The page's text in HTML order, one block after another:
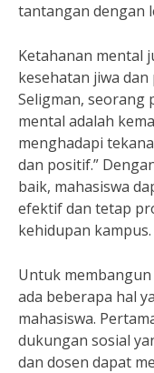
tantangan dengan
Ketahanan mental
kesehatan jiwa
Seligman, seorang
mental adalah
menghadapi
dan positif.”
baik, mahasiswa
efektif dan tetap
kehidupan kampus.
Untuk
ada beberapa hal
mahasiswa.
dukungan sosial
dan dosen dapat